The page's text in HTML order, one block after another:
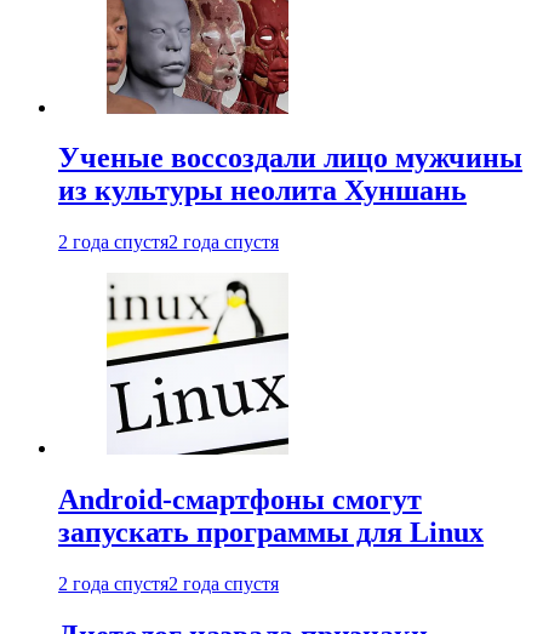
Ученые воссоздали лицо мужчины
из культуры неолита Хуншань
2 года спустя2 года спустя
Android-смартфоны смогут
запускать программы для Linux
2 года спустя2 года спустя